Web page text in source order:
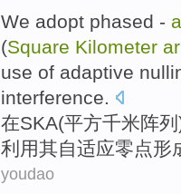
We adopt phased -
(Square Kilometer
use of adaptive
interference.
在SKA(平方千米阵列
利用其自适应零点形
youdao